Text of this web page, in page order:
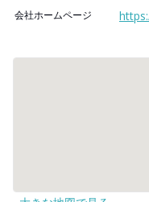
会社ホームページ